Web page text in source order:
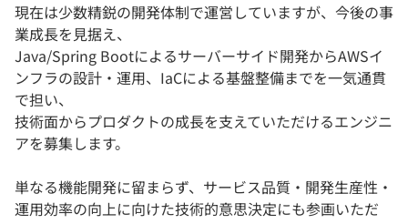
現在は少数精鋭の開発体制で運営していますが、今後の事
業成長を見据え、
Java/Spring Bootによるサーバーサイド開発からAWSイ
ンフラの設計・運用、IaCによる基盤整備までを一気通貫
で担い、
技術面からプロダクトの成長を支えていただけるエンジニ
アを募集します。
単なる機能開発に留まらず、サービス品質・開発生産性・
運用効率の向上に向けた技術的意思決定にも参画いただ